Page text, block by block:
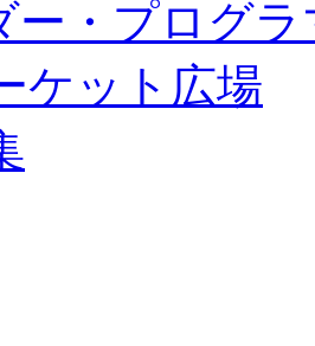
ー・プログラ
ケット広場